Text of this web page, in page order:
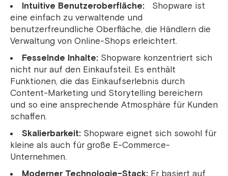
Intuitive Benutzeroberfläche:
Shopware ist
eine einfach zu verwaltende und
benutzerfreundliche Oberfläche, die Händlern die
Verwaltung von Online-Shops erleichtert.
Fesselnde Inhalte: Shopware konzentriert sich
nicht nur auf den Einkaufsteil. Es enthält
Funktionen, die das Einkaufserlebnis durch
Content-Marketing und Storytelling bereichern
und so eine ansprechende Atmosphäre für Kunden
schaffen.
Skalierbarkeit: Shopware eignet sich sowohl für
kleine als auch für große E-Commerce-
Unternehmen.
Moderner Technologie-Stack: Er basiert auf